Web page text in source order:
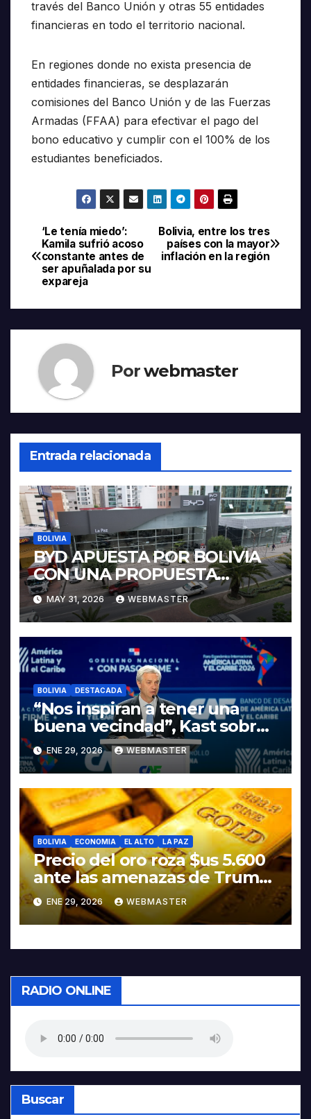
través del Banco Unión y otras 55 entidades
financieras en todo el territorio nacional.
En regiones donde no exista presencia de
entidades financieras, se desplazarán
comisiones del Banco Unión y de las Fuerzas
Armadas (FFAA) para efectivar el pago del
bono educativo y cumplir con el 100% de los
estudiantes beneficiados.
Navegación
de
entradas
Bolivia, entre los tres
países con la mayor
inflación en la región
‘Le tenía miedo’:
Kamila sufrió acoso
constante antes de
ser apuñalada por su
expareja
Porwebmaster
Entrada relacionada
BOLIVIA
BYD APUESTA POR BOLIVIA
CON UNA PROPUESTA
INTEGRAL PARA IMPULSAR
LA ELECTROMOVILIDAD Y LA
INDUSTRIALIZACIÓN DEL
LITIO
MAY 31, 2026 WEBMASTER
BOLIVIA DESTACADA
“Nos inspiran a tener una
buena vecindad”, Kast sobre
discurso del presidente
Rodrigo Paz
ENE 29, 2026 WEBMASTER
BOLIVIA ECONOMIA EL ALTO LA PAZ
Precio del oro roza $us 5.600
ante las amenazas de Trump
contra Irán
ENE 29, 2026 WEBMASTER
RADIO ONLINE
Buscar